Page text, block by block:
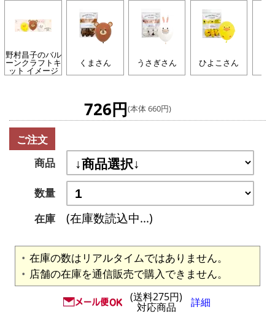
野村昌子のバル
ーンクラフトキ
ット イメージ
くまさん うさぎさん ひよこさん
726円(本体 660円)
ご注文
商品
数量
在庫
(在庫数読込中...)
在庫の数はリアルタイムではありません。
店舗の在庫を通信販売で購入できません。
(送料275円)
対応商品 詳細